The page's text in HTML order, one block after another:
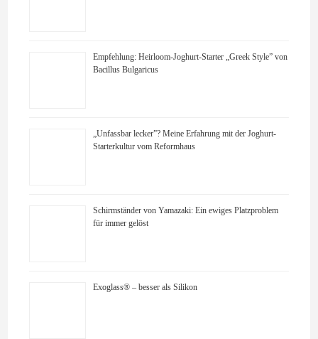
Empfehlung: Heirloom-Joghurt-Starter „Greek Style” von
Bacillus Bulgaricus
„Unfassbar lecker”? Meine Erfahrung mit der Joghurt-
Starterkultur vom Reformhaus
Schirmständer von Yamazaki: Ein ewiges Platzproblem
für immer gelöst
Exoglass® – besser als Silikon